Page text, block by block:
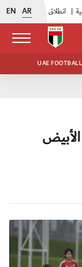
EN AR انطلاق منافسات بطولة النخبة لحرس الرئاسة
UAE